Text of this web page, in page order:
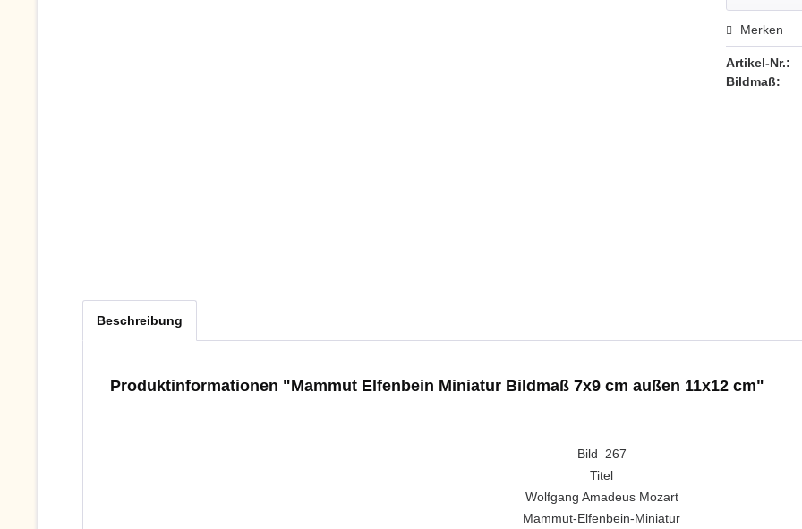
Merken
Artikel-Nr.:
Bildmaß:
Beschreibung
Produktinformationen "Mammut Elfenbein Miniatur Bildmaß 7x9 cm außen 11x12 cm"
Bild 267
Titel
Wolfgang Amadeus Mozart
Mammut-Elfenbein-Miniatur